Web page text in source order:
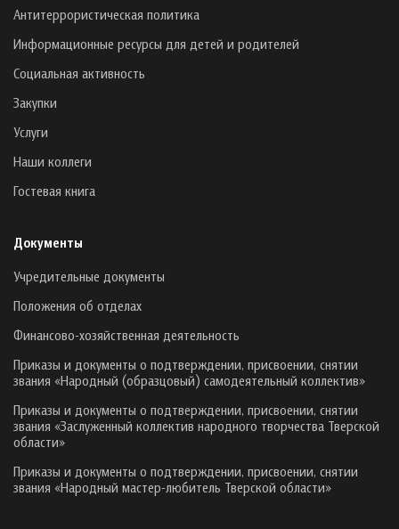
Антитеррористическая политика
Информационные ресурсы для детей и родителей
Социальная активность
Закупки
Услуги
Наши коллеги
Гостевая книга
Документы
Учредительные документы
Положения об отделах
Финансово-хозяйственная деятельность
Приказы и документы о подтверждении, присвоении, снятии
звания «Народный (образцовый) самодеятельный коллектив»
Приказы и документы о подтверждении, присвоении, снятии
звания «Заслуженный коллектив народного творчества Тверской
области»
Приказы и документы о подтверждении, присвоении, снятии
звания «Народный мастер-любитель Тверской области»